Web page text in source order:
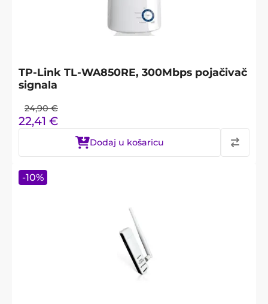
TP-Link TL-WA850RE, 300Mbps pojačivač
signala
24,90 €
22,41 €
Dodaj u košaricu
-10%